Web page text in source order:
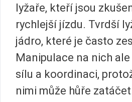
lyžaře, kteří jsou
rychlejší jízdu. Tvrdší
jádro, které je často
Manipulace na nich
sílu a koordinaci,
nimi může hůře